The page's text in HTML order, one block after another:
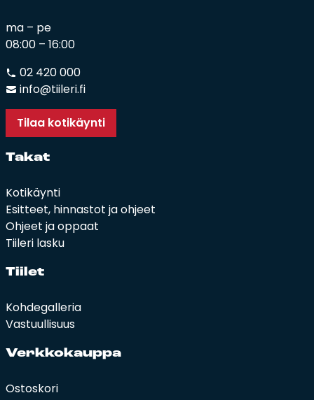
ma – pe
08:00 – 16:00
02 420 000
info@tiileri.fi
Tilaa kotikäynti
Ta­kat
Kotikäynti
Esitteet, hinnastot ja ohjeet
Ohjeet ja oppaat
Tiileri lasku
Tii­let
Kohdegalleria
Vastuullisuus
Verk­ko­kaup­pa
Ostoskori